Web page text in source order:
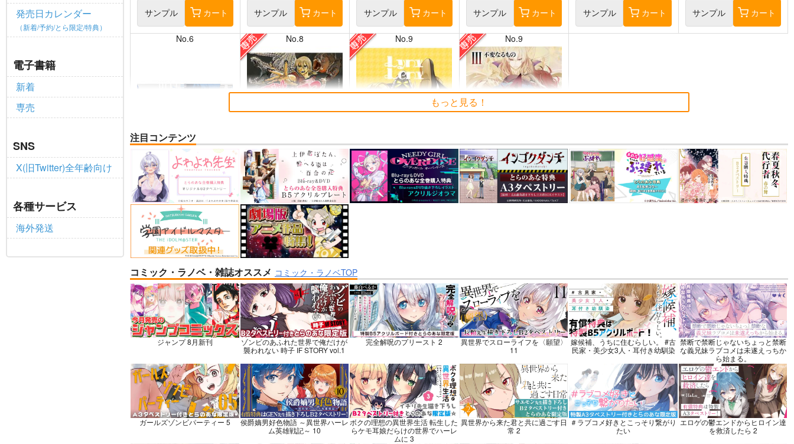
発売日カレンダー
（新着/予約/とら限定/特典）
電子書籍
新着
専売
SNS
X(旧Twitter)全年齢向け
各種サービス
海外発送
サンプル カート サンプル カート サンプル カート サンプル カート サンプル カート サンプル カート
No.6
BLUE nankaAkanjinoOMN
IBUS
ハイパーソニックソウル
3,025円（税込）
Fate/Grand Order
サンプル カート
No.8
社畜巡礼記３ 南米スペシ
ャル
赤茄子労働組合
専売 1,375円（税込）
Dr.STONE
あさぎりゲン
サンプル カート
No.9
Lynx Lenx
サンプル カート
No.9
黒白のアヴェスター 3
サンプル カート
もっと見る！
注目コンテンツ
コミック・ラノベ・雑誌オススメ コミック・ラノベTOP
ジャンプ 8月新刊
ゾンビのあふれた世界で俺だけが
襲われない 時子 IF STORY vol.1
完全解呪のプリースト 2
異世界でスローライフを〈願望〉
11
嫁候補、うちに住むらしい。 #古
民家・美少女3人・耳付き幼馴染
禁断で禁断じゃないちょっと禁断
な義兄妹ラブコメは未遂えっちか
ら始まる。
ガールズゾンビパーティー 5
侯爵嫡男好色物語 ～異世界ハーレ
ム英雄戦記～ 10
ボクの理想の異世界生活 転生した
らケモ耳娘だらけの世界でハーレ
ムに 3
異世界から来た君と共に過ごす日
常 2
＃ラブコメ好きとこっそり繋がり
たい
エロゲの鬱エンドからヒロイン達
を救済したら 2